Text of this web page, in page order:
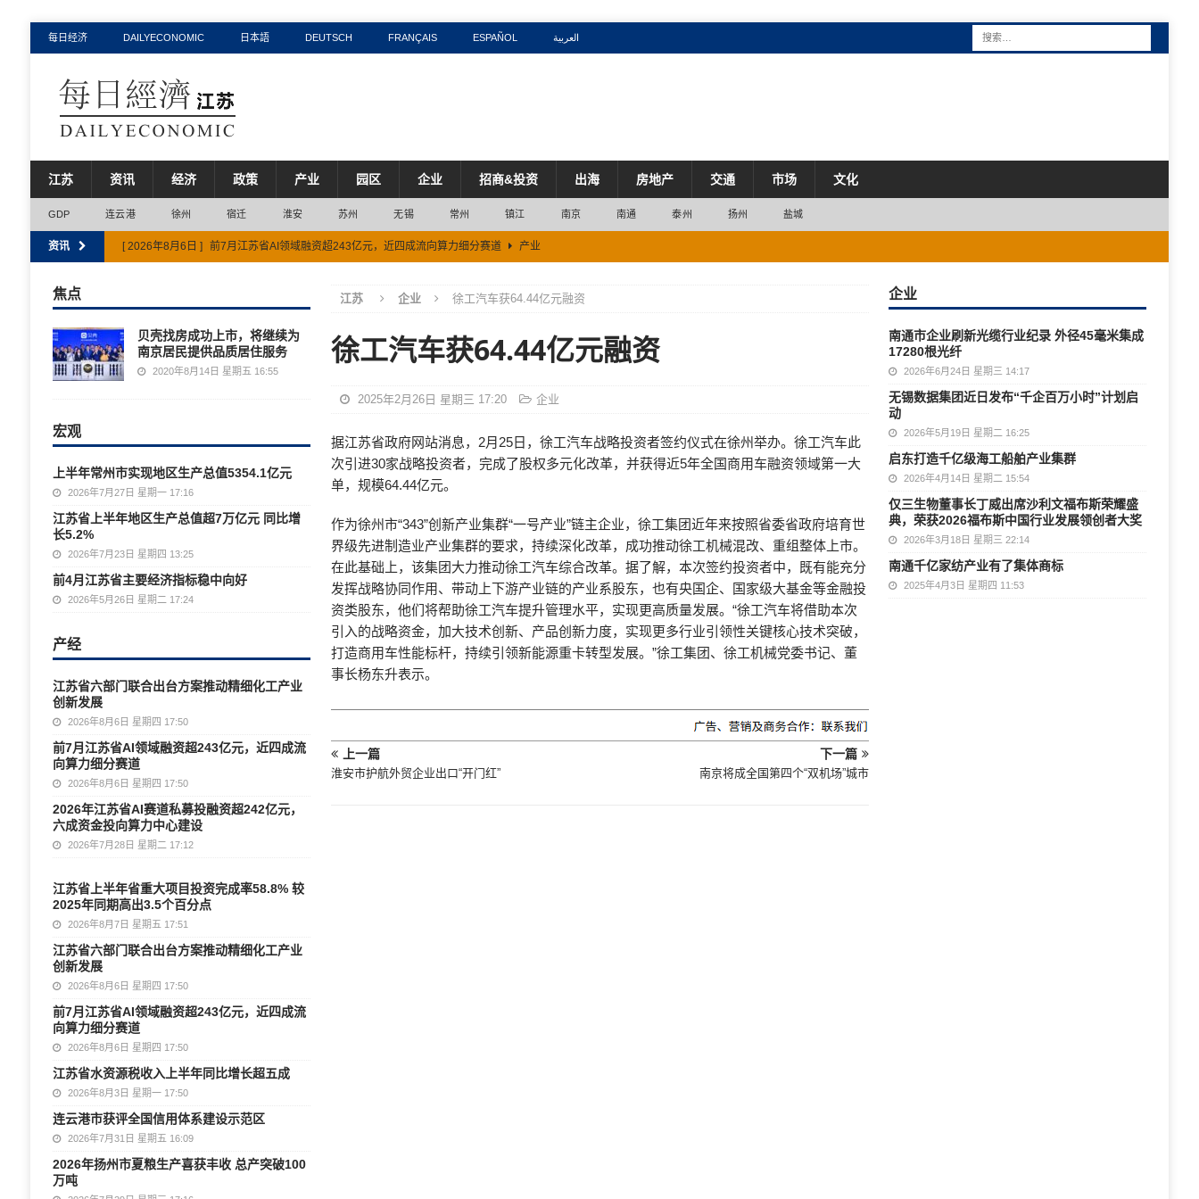
每日经济 DAILYECONOMIC 日本語 DEUTSCH FRANÇAIS ESPAÑOL العربية
江苏 资讯 经济 政策 产业 园区 企业 招商&投资 出海 房地产 交通 市场 文化
GDP 连云港 徐州 宿迁 淮安 苏州 无锡 常州 镇江 南京 南通 泰州 扬州 盐城
资讯 [ 2026年8月6日 ] 前7月江苏省AI领域融资超243亿元，近四成流向算力细分赛道 产业
[ 2026年7月31日 ] 连云港市获评全国信用体系建设示范区 市场
[ 2026年8月7日 ] 江苏省上半年省重大项目投资完成率58.8% 较2025年同期高出3.5个百分点 市场
[ 2026年8月6日 ] 江苏省六部门联合出台方案推动精细化工产业创新发展
江苏 企业 徐工汽车获64.44亿元融资
徐工汽车获64.44亿元融资
2025年2月26日 星期三 17:20 企业
据江苏省政府网站消息，2月25日，徐工汽车战略投资者签约仪式在徐州举办。徐工汽车此
次引进30家战略投资者，完成了股权多元化改革，并获得近5年全国商用车融资领域第一大
单，规模64.44亿元。
作为徐州市“343”创新产业集群“一号产业”链主企业，徐工集团近年来按照省委省政府培育世
界级先进制造业产业集群的要求，持续深化改革，成功推动徐工机械混改、重组整体上市。
在此基础上，该集团大力推动徐工汽车综合改革。据了解，本次签约投资者中，既有能充分
发挥战略协同作用、带动上下游产业链的产业系股东，也有央国企、国家级大基金等金融投
资类股东，他们将帮助徐工汽车提升管理水平，实现更高质量发展。“徐工汽车将借助本次
引入的战略资金，加大技术创新、产品创新力度，实现更多行业引领性关键核心技术突破，
打造商用车性能标杆，持续引领新能源重卡转型发展。”徐工集团、徐工机械党委书记、董
事长杨东升表示。
上一篇
淮安市护航外贸企业出口“开门红”
下一篇
南京将成全国第四个“双机场”城市
焦点
贝壳找房成功上市，将继续为
南京居民提供品质居住服务
2020年8月14日 星期五 16:55
宏观
上半年常州市实现地区生产总值5354.1亿元
2026年7月27日 星期一 17:16
江苏省上半年地区生产总值超7万亿元 同比增
长5.2%
2026年7月23日 星期四 13:25
前4月江苏省主要经济指标稳中向好
2026年5月26日 星期二 17:24
产经
江苏省六部门联合出台方案推动精细化工产业
创新发展
2026年8月6日 星期四 17:50
前7月江苏省AI领域融资超243亿元，近四成流
向算力细分赛道
2026年8月6日 星期四 17:50
2026年江苏省AI赛道私募投融资超242亿元，
六成资金投向算力中心建设
2026年7月28日 星期二 17:12
江苏省上半年省重大项目投资完成率58.8% 较
2025年同期高出3.5个百分点
2026年8月7日 星期五 17:51
江苏省六部门联合出台方案推动精细化工产业
创新发展
2026年8月6日 星期四 17:50
前7月江苏省AI领域融资超243亿元，近四成流
向算力细分赛道
2026年8月6日 星期四 17:50
江苏省水资源税收入上半年同比增长超五成
2026年8月3日 星期一 17:50
连云港市获评全国信用体系建设示范区
2026年7月31日 星期五 16:09
2026年扬州市夏粮生产喜获丰收 总产突破100
万吨
企业
南通市企业刷新光缆行业纪录 外径45毫米集成
17280根光纤
2026年6月24日 星期三 14:17
无锡数据集团近日发布“千企百万小时”计划启
动
2026年5月19日 星期二 16:25
启东打造千亿级海工船舶产业集群
2026年4月14日 星期二 15:54
仅三生物董事长丁威出席沙利文福布斯荣耀盛
典，荣获2026福布斯中国行业发展领创者大奖
2026年3月18日 星期三 22:14
南通千亿家纺产业有了集体商标
2025年4月3日 星期四 11:53